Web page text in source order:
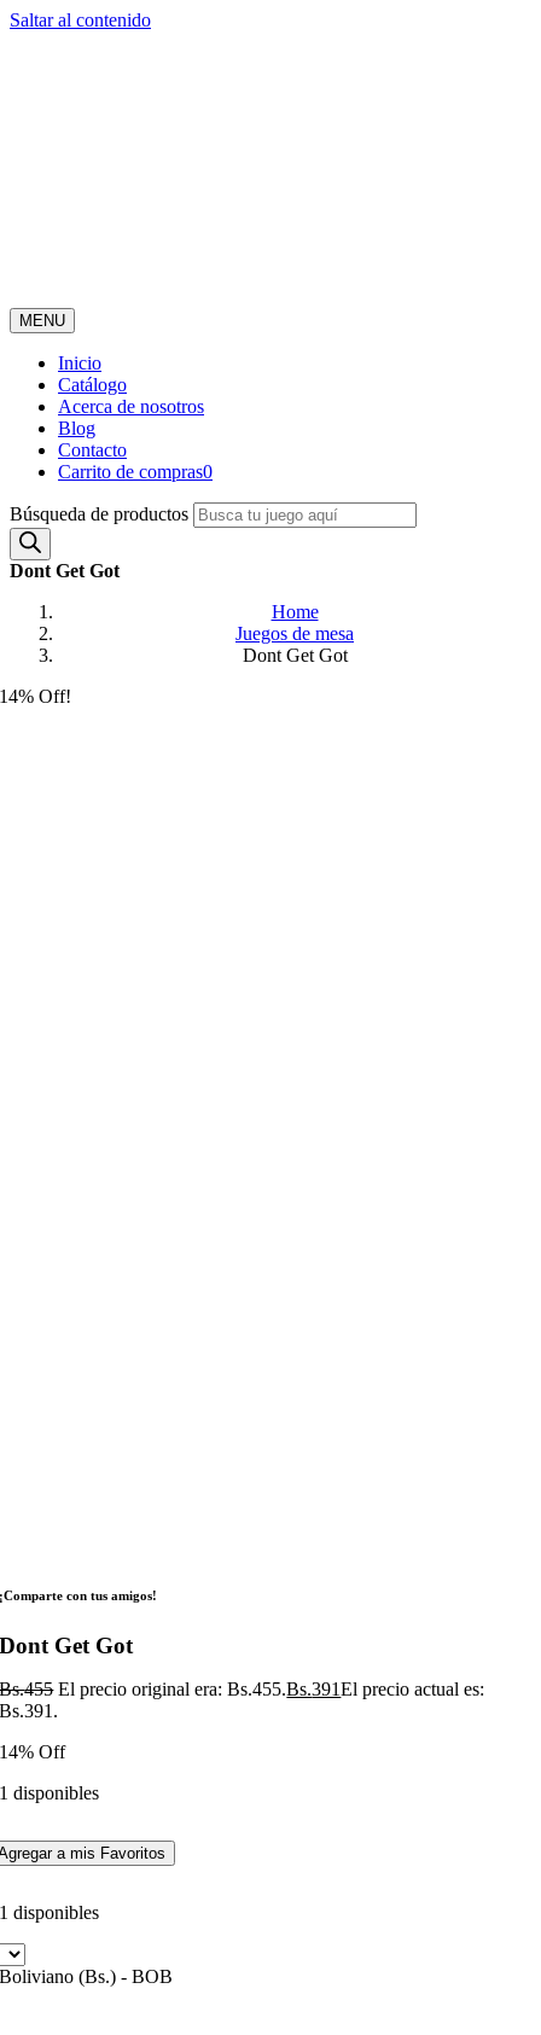
Saltar al contenido
MENU
Inicio
Catálogo
Acerca de nosotros
Blog
Contacto
Carrito de compras0
Búsqueda de productos
Dont Get Got
Home
Juegos de mesa
Dont Get Got
14% Off!
¡Comparte con tus amigos!
Dont Get Got
Bs.455 El precio original era: Bs.455.Bs.391El precio actual es:
Bs.391.
14% Off
1 disponibles
a mis Favoritos
1 disponibles
Boliviano (Bs.) - BOB